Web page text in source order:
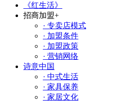
《红生活》
招商加盟+
· 专卖店模式
· 加盟条件
· 加盟政策
· 营销网络
诗意中国
· 中式生活
· 家具保养
· 家居文化